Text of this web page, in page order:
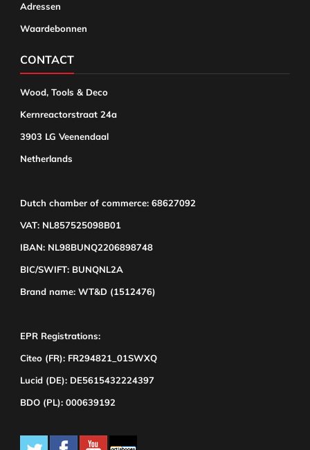
Adressen
Waardebonnen
CONTACT
Wood, Tools & Deco
Kernreactorstraat 24a
3903 LG Veenendaal
Netherlands
Dutch chamber of commerce: 68627092
VAT: NL857525098B01
IBAN: NL98BUNQ2206898748
BIC/SWIFT: BUNQNL2A
Brand name: WT&D (1512476)
EPR Registrations:
Citeo (FR): FR294821_01SWXQ
Lucid (DE): DE5615432224397
BDO (PL): 000639192